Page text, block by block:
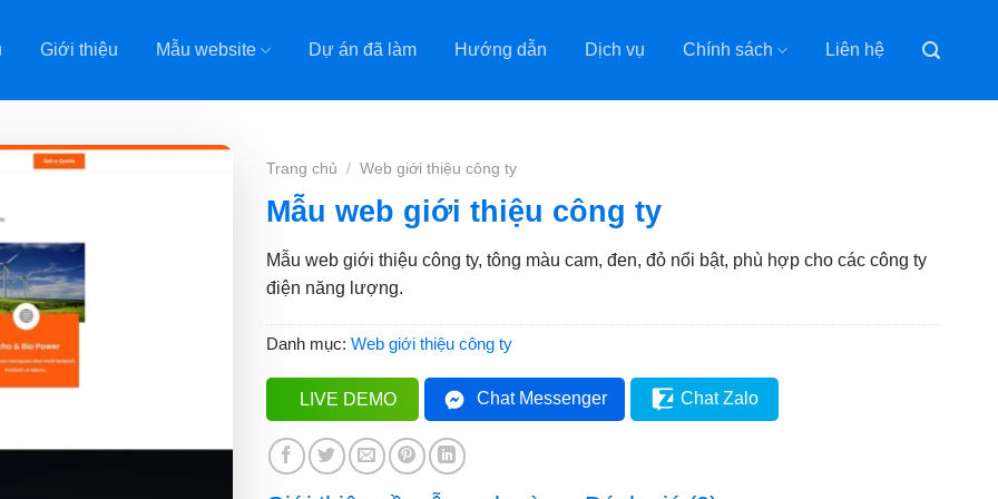
Giới thiệu Mẫu website Dự án đã làm Hướng dẫn Dịch vụ Chính sách Liên hệ
Trang chủ / Web giới thiệu công ty
Mẫu web giới thiệu công ty
Mẫu web giới thiệu công ty, tông màu cam, đen, đỏ nổi bật, phù hợp cho các công ty
điện năng lượng.
Danh mục: Web giới thiệu công ty
LIVE DEMO Chat Messenger Chat Zalo